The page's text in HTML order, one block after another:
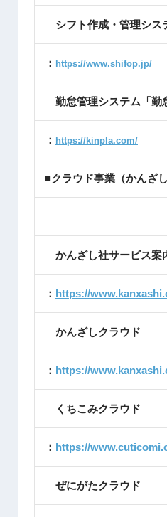
シフト作成・管理シス
： https://www.shifop.jp/
勤怠管理システム「勤
： https://kinpla.com/
■クラウド事業（かんざ
かんざし社サービス案
： https://
かんざしクラウド
： https://
くちこみクラウド
： https://
ぜにがたクラウド